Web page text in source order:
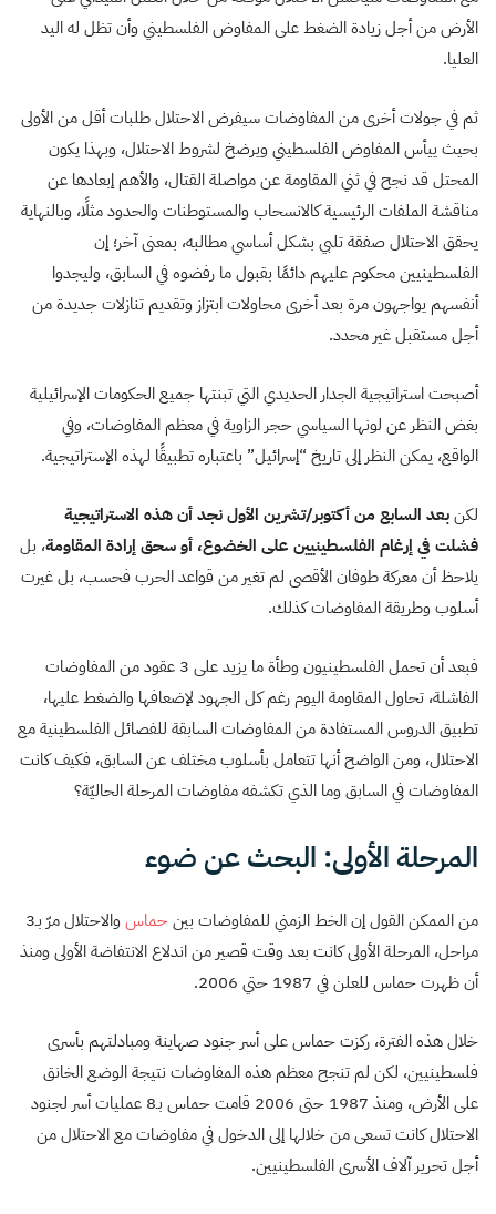
الأرض من أجل زيادة الضغط على المفاوض الفلسطيني وأن تظل له اليد
العليا.
ثم في جولات أخرى من المفاوضات سيفرض الاحتلال طلبات أقل من الأولى
بحيث ييأس المفاوض الفلسطيني ويرضخ لشروط الاحتلال، وبهذا يكون
المحتل قد نجح في ثني المقاومة عن مواصلة القتال، والأهم إبعادها عن
مناقشة الملفات الرئيسية كالانسحاب والمستوطنات والحدود مثلًا، وبالنهاية
يحقق الاحتلال صفقة تلبي بشكل أساسي مطالبه، بمعنى آخر؛ إن
الفلسطينيين محكوم عليهم دائمًا بقبول ما رفضوه في السابق، وليجدوا
أنفسهم يواجهون مرة بعد أخرى محاولات ابتزاز وتقديم تنازلات جديدة من
أجل مستقبل غير محدد.
أصبحت استراتيجية الجدار الحديدي التي تبنتها جميع الحكومات الإسرائيلية
بغض النظر عن لونها السياسي حجر الزاوية في معظم المفاوضات، وفي
الواقع، يمكن النظر إلى تاريخ “إسرائيل” باعتباره تطبيقًا لهذه الإستراتيجية.
لكنبعد السابع من أكتوبر/تشرين الأول نجد أن هذه الاستراتيجية
فشلت في إرغام الفلسطينيين على الخضوع، أو سحق إرادة المقاومة، بل
يلاحظ أن معركة طوفان الأقصى لم تغير من قواعد الحرب فحسب، بل غيرت
أسلوب وطريقة المفاوضات كذلك.
فبعد أن تحمل الفلسطينيون وطأة ما يزيد على 3 عقود من المفاوضات
الفاشلة، تحاول المقاومة اليوم رغم كل الجهود لإضعافها والضغط عليها،
تطبيق الدروس المستفادة من المفاوضات السابقة للفصائل الفلسطينية مع
الاحتلال، ومن الواضح أنها تتعامل بأسلوب مختلف عن السابق، فكيف كانت
المفاوضات في السابق وما الذي تكشفه مفاوضات المرحلة الحاليّة؟
المرحلة الأولى: البحث عن ضوء
من الممكن القول إن الخط الزمني للمفاوضات بينحماس
والاحتلال مرّ بـ3
مراحل، المرحلة الأولى كانت بعد وقت قصير من اندلاع الانتفاضة الأولى ومنذ
أن ظهرت حماس للعلن في 1987 حتي 2006.
خلال هذه الفترة، ركزت حماس على أسر جنود صهاينة ومبادلتهم بأسرى
فلسطينيين، لكن لم تنجح معظم هذه المفاوضات نتيجة الوضع الخانق
على الأرض، ومنذ 1987 حتى 2006 قامت حماس بـ8 عمليات أسر لجنود
الاحتلال كانت تسعى من خلالها إلى الدخول في مفاوضات مع الاحتلال من
أجل تحرير آلاف الأسرى الفلسطينيين.